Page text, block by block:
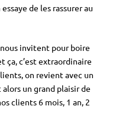
de les rassurer au
invitent pour boire
ça, c’est extraordinaire
on revient avec un
un grand plaisir de
clients 6 mois, 1 an, 2